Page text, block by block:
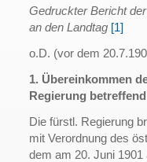
Gedruckter Bericht
an den Landtag [1]
o.D. (vor dem
1. Übereinkommen
Regierung
Die fürstl. Regierung
mit Verordnung des
dem am 20. Juni